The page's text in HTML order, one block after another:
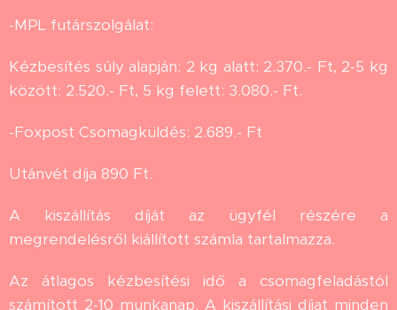
-MPL futárszolgálat:
Kézbesítés súly alapján: 2 kg alatt: 2.370.- Ft, 2-5 kg
között: 2.520.- Ft, 5 kg felett: 3.080.- Ft.
-Foxpost Csomagküldés: 2.689.- Ft
Utánvét díja 890 Ft.
A kiszállítás díját az ügyfél részére a
megrendelésről kiállított számla tartalmazza.
Az átlagos kézbesítési idő a csomagfeladástól
számított 2-10 munkanap. A kiszállítási díjat minden